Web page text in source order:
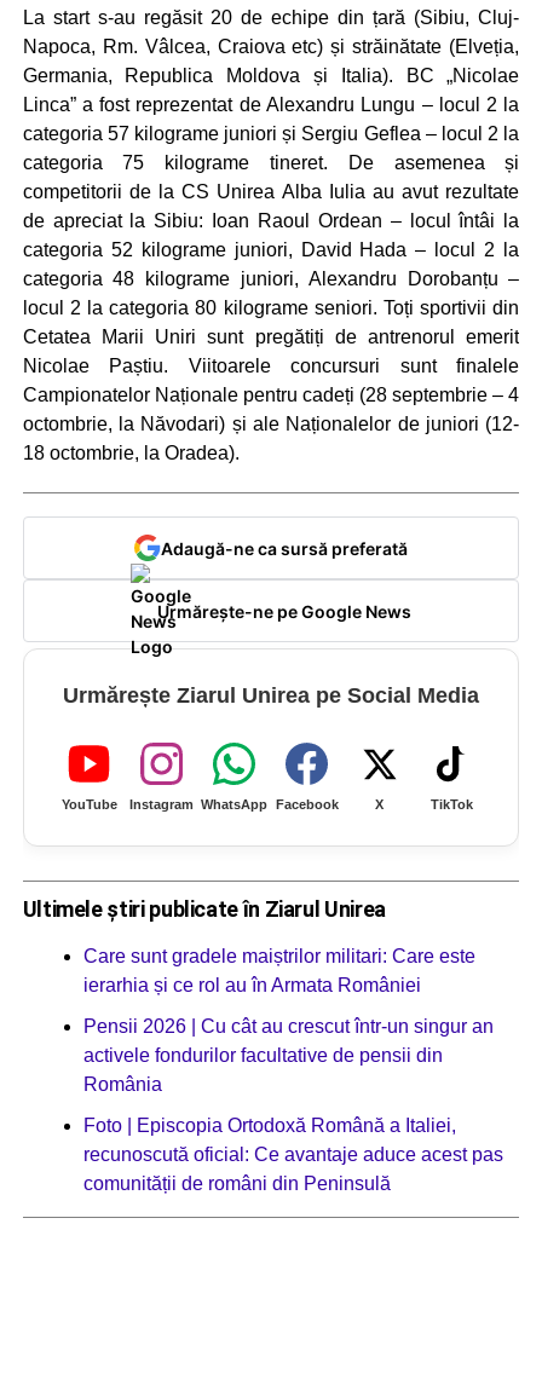
La start s-au regăsit 20 de echipe din țară (Sibiu, Cluj-
Napoca, Rm. Vâlcea, Craiova etc) și străinătate (Elveția,
Germania, Republica Moldova și Italia). BC „Nicolae
Linca” a fost reprezentat de Alexandru Lungu – locul 2 la
categoria 57 kilograme juniori și Sergiu Geflea – locul 2 la
categoria 75 kilograme tineret. De asemenea și
competitorii de la CS Unirea Alba Iulia au avut rezultate
de apreciat la Sibiu: Ioan Raoul Ordean – locul întâi la
categoria 52 kilograme juniori, David Hada – locul 2 la
categoria 48 kilograme juniori, Alexandru Dorobanțu –
locul 2 la categoria 80 kilograme seniori. Toți sportivii din
Cetatea Marii Uniri sunt pregătiți de antrenorul emerit
Nicolae Paștiu. Viitoarele concursuri sunt finalele
Campionatelor Naționale pentru cadeți (28 septembrie – 4
octombrie, la Năvodari) și ale Naționalelor de juniori (12-
18 octombrie, la Oradea).
Adaugă-ne ca sursă preferată
Urmărește-ne pe Google News
Urmărește Ziarul Unirea pe Social Media
YouTube Instagram WhatsApp Facebook X TikTok
Ultimele știri publicate în Ziarul Unirea
Care sunt gradele maiștrilor militari: Care este
ierarhia și ce rol au în Armata României
Pensii 2026 | Cu cât au crescut într-un singur an
activele fondurilor facultative de pensii din
România
Foto | Episcopia Ortodoxă Română a Italiei,
recunoscută oficial: Ce avantaje aduce acest pas
comunității de români din Peninsulă